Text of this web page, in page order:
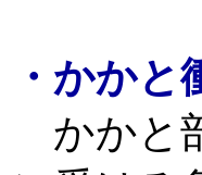
・かか
かかと